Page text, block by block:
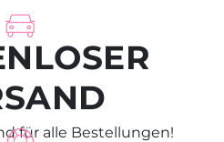
für alle Bestellungen!